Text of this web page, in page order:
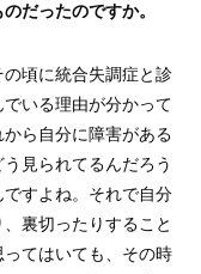
だったのですか。
頃に統合失調症と診
いる理由が分かって
ら自分に障害がある
見られてるんだろう
すよね。それで自分
裏切ったりすること
てはいても、その時